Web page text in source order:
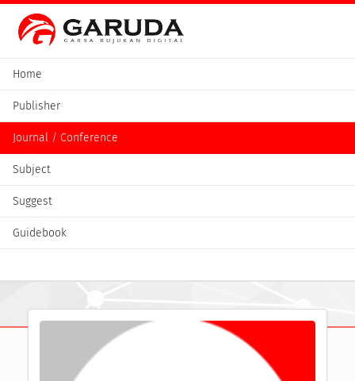
Home
Publisher
Journal / Conference
Subject
Suggest
Guidebook